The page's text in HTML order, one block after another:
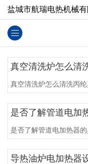
盐城市航瑞电热机械有
真空清洗炉怎么清
真空清洗炉怎么清洗丙
是否了解管道电加
是否了解管道电加热器
导热油炉电加热器